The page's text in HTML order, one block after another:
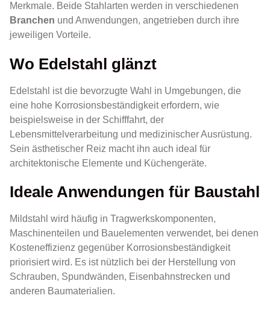
Merkmale. Beide Stahlarten werden in verschiedenen
Branchen und Anwendungen, angetrieben durch ihre
jeweiligen Vorteile.
Wo Edelstahl glänzt
Edelstahl ist die bevorzugte Wahl in Umgebungen, die
eine hohe Korrosionsbeständigkeit erfordern, wie
beispielsweise in der Schifffahrt, der
Lebensmittelverarbeitung und medizinischer Ausrüstung.
Sein ästhetischer Reiz macht ihn auch ideal für
architektonische Elemente und Küchengeräte.
Ideale Anwendungen für Baustahl
Mildstahl wird häufig in Tragwerkskomponenten,
Maschinenteilen und Bauelementen verwendet, bei denen
Kosteneffizienz gegenüber Korrosionsbeständigkeit
priorisiert wird. Es ist nützlich bei der Herstellung von
Schrauben, Spundwänden, Eisenbahnstrecken und
anderen Baumaterialien.